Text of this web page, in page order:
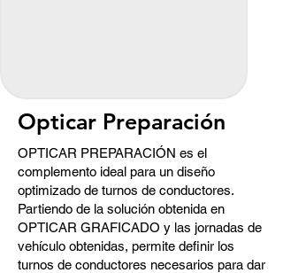
Opticar Preparación
OPTICAR PREPARACIÓN es el
complemento ideal para un diseño
optimizado de turnos de conductores.
Partiendo de la solución obtenida en
OPTICAR GRAFICADO y las jornadas de
vehículo obtenidas, permite definir los
turnos de conductores necesarios para dar